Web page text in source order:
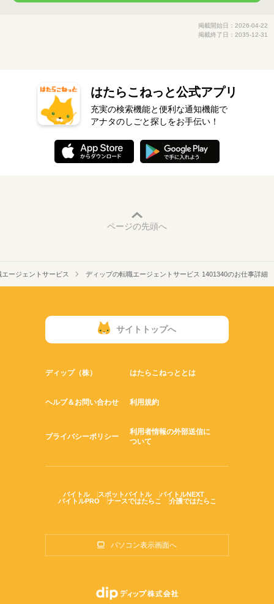
掲載開始日：2026-04-22
掲載終了日：2035-12-31
はたらこねっと公式アプリ
充実の検索機能と便利な通知機能で
アナタのしごと探しをお手伝い！
ページの先頭へ
ージェントサービス ディップの転職エージェントサービス 1401340のお仕事詳細
サイトトップへ
ディップ（株） はたらこねっととは
ヘルプ＆お問い合わせ 利用規約
プライバシーポリシー
利用者情報の外部送信に
ついて
バイトル スポットバイトル
バイトルNEXT
バイトルPRO
ナースではたらこ 介護ではたらこ
パソコン表示画面へ